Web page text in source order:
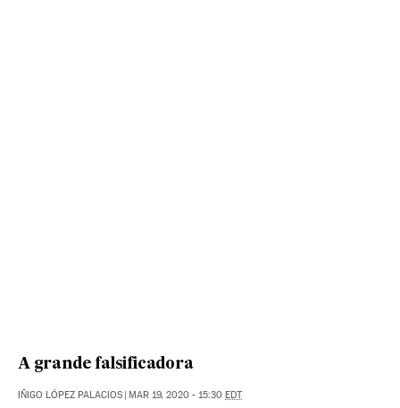
A grande falsificadora
IÑIGO LÓPEZ PALACIOS MAR 19, 2020 - 15:30 EDT